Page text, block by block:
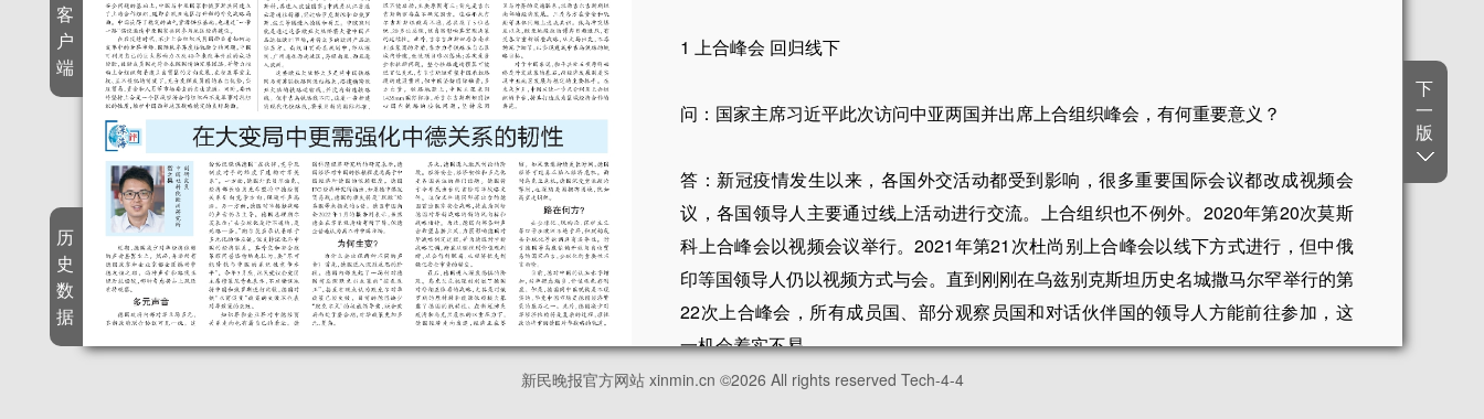
客
户
端
历
史
数
据
1 上合峰会 回归线下
问：国家主席习近平此次访问中亚两国并出席上合组织峰会，有何重要意义？
答：新冠疫情发生以来，各国外交活动都受到影响，很多重要国际会议都改成视频会
议，各国领导人主要通过线上活动进行交流。上合组织也不例外。2020年第20次莫斯
科上合峰会以视频会议举行。2021年第21次杜尚别上合峰会以线下方式进行，但中俄
印等国领导人仍以视频方式与会。直到刚刚在乌兹别克斯坦历史名城撒马尔罕举行的第
22次上合峰会，所有成员国、部分观察员国和对话伙伴国的领导人方能前往参加，这
一机会着实不易。
下
一
版
新民晚报官方网站 xinmin.cn ©2026 All rights reserved Tech-4-4